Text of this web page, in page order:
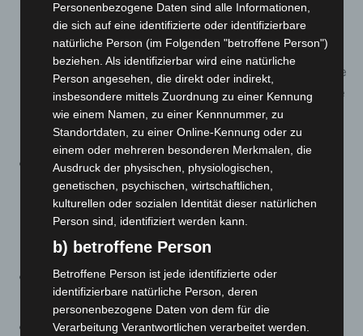
negativen Tests nach den Absätzen 1 bis 3 des § 7
führen. Es handelt sich hierbei lediglich um eine
klarstellende und nicht um eine neue Regelung. Es
bleibt dabei, dass Kinder und Jugendliche bis 18 Jahre
von zusätzlichen Testpflichten befreit sind (Ausnahme
Discotheken), weil sie bereits in der Schule getestet
werden.
Der neue § 7 Absatz 6normiertzwei Ausnahmen von
dem zusätzlichen Testerfordernis bei einer 2Gplus
Regelung. Auf die Vorlage eines Nachweises über
eine negative Testung wird verzichtet, wenn eine
vollständig geimpfte Person,
entweder einenNachweis über eine
Auffrischimpfung
oder einenNachweis über eine
Personenbezogene Daten sind alle Informationen,
die sich auf eine identifizierte oder identifizierbare
natürliche Person (im Folgenden "betroffene Person")
beziehen. Als identifizierbar wird eine natürliche
Person angesehen, die direkt oder indirekt,
insbesondere mittels Zuordnung zu einer Kennung
wie einem Namen, zu einer Kennnummer, zu
Standortdaten, zu einer Online-Kennung oder zu
einem oder mehreren besonderen Merkmalen, die
Ausdruck der physischen, physiologischen,
genetischen, psychischen, wirtschaftlichen,
kulturellen oder sozialen Identität dieser natürlichen
Person sind, identifiziert werden kann.
b) betroffene Person
Betroffene Person ist jede identifizierte oder
identifizierbare natürliche Person, deren
personenbezogene Daten von dem für die
Verarbeitung Verantwortlichen verarbeitet werden.